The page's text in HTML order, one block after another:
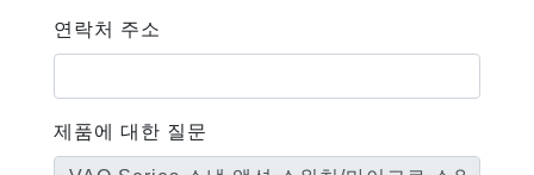
연락처 주소
제품에 대한 질문